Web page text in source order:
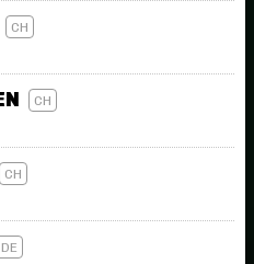
CH
CH
CH
DE